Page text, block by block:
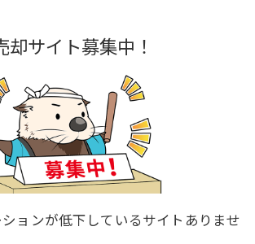
却サイト募集中！
ョンが低下しているサイトありませ